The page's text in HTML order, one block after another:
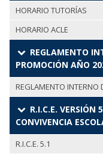
HORARIO TUTORÍAS
HORARIO ACLE
REGLAMENTO
PROMOCIÓN AÑO
REGLAMENTO
R.I.C.E. VERSIÓN
CONVIVENCIA
R.I.C.E. 5.1